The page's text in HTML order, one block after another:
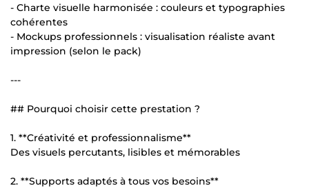
- Charte visuelle harmonisée : couleurs et typographies
cohérentes
- Mockups professionnels : visualisation réaliste avant
impression (selon le pack)
---
## Pourquoi choisir cette prestation ?
1. **Créativité et professionnalisme**
Des visuels percutants, lisibles et mémorables
2. **Supports adaptés à tous vos besoins**